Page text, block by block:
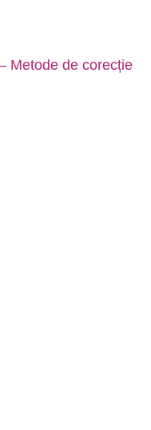
Metode de corecție